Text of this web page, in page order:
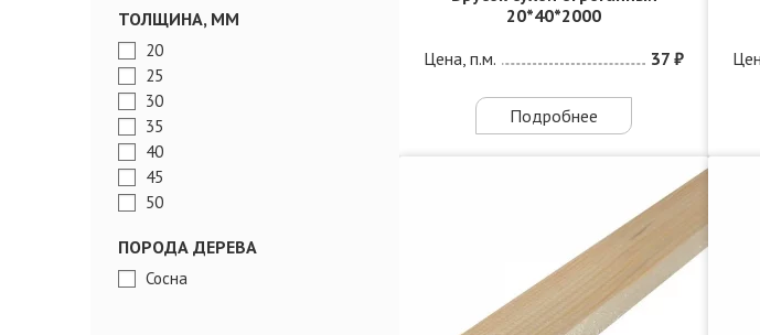
ТОЛЩИНА, ММ
20
25
30
35
40
45
50
ПОРОДА ДЕРЕВА
Сосна
20*40*2000
Цена, п.м.
37 ₽
Подробнее